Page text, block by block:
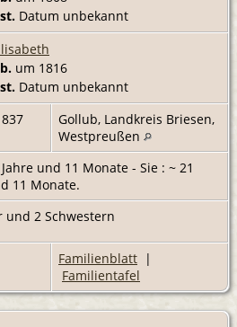
Datum unbekannt
um 1816
Datum unbekannt
Gollub, Landkreis Briesen,
Westpreußen
und 11 Monate - Sie : ~ 21
11 Monate.
und 2 Schwestern
Familienblatt |
Familientafel